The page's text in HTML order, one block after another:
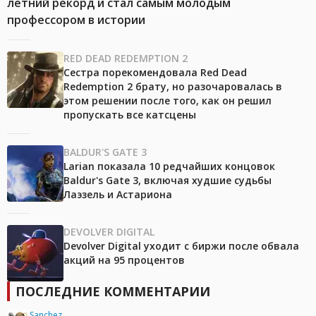
летний рекорд и стал самым молодым
профессором в истории
RED DEAD REDEMPTION 2
Сестра порекомендовала Red Dead
Redemption 2 брату, но разочаровалась в
этом решении после того, как он решил
пропускать все катсцены
BALDUR'S GATE 3
Larian показала 10 редчайших концовок
Baldur's Gate 3, включая худшие судьбы
Лаэзель и Астариона
DEVOLVER DIGITAL
Devolver Digital уходит с биржи после обвала
акций на 95 процентов
ПОСЛЕДНИЕ КОММЕНТАРИИ